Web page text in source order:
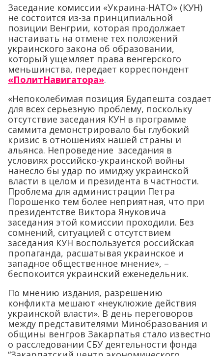
Заседание комиссии «Украина-НАТО» (КУН)
не состоится из-за принципиальной
позиции Венгрии, которая продолжает
настаивать на отмене тех положений
украинского закона об образовании,
который ущемляет права венгерского
меньшинства, передает корреспондент
«ПолитНавигатора».
«Непоколебимая позиция Будапешта создает
для всех серьезную проблему, поскольку
отсутствие заседания КУН в программе
саммита демонстрировало бы глубокий
кризис в отношениях нашей страны и
альянса. Непроведение заседания в
условиях российско-украинской войны
нанесло бы удар по имиджу украинской
власти в целом и президента в частности.
Проблема для администрации Петра
Порошенко тем более неприятная, что при
президентстве Виктора Януковича
заседания этой комиссии проходили. Без
сомнений, ситуацией с отсутствием
заседания КУН воспользуется российская
пропаганда, расшатывая украинское и
западное общественное мнение», –
беспокоится украинский еженедельник.
По мнению издания, разрешению
конфликта мешают «неуклюжие действия
украинской власти». В день переговоров
между представителями Минобразования и
общины венгров Закарпатья стало известно
о расследовании СБУ деятельности фонда